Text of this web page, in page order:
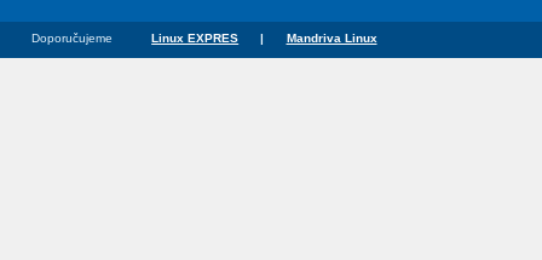
Doporučujeme Linux EXPRES | Mandriva Linux